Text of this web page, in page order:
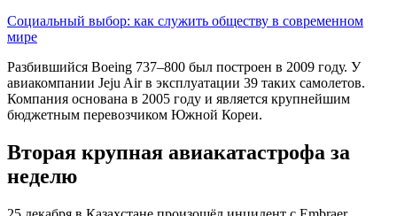
Социальный выбор: как служить обществу в современном
мире
Разбившийся Boeing 737–800 был построен в 2009 году. У
авиакомпании Jeju Air в эксплуатации 39 таких самолетов.
Компания основана в 2005 году и является крупнейшим
бюджетным перевозчиком Южной Кореи.
Вторая крупная авиакатастрофа за
неделю